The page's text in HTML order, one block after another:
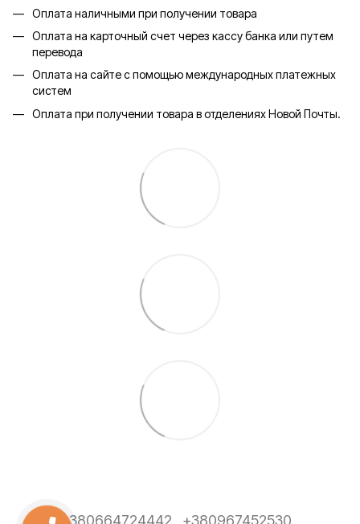
Оплата наличными при получении товара
Оплата на карточный счет через кассу банка или путем
перевода
Оплата на сайте с помощью международных платежных
систем
Оплата при получении товара в отделениях Новой Почты.
+380664724442 +380967452530